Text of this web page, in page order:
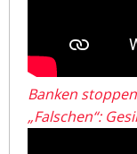
Banken
„Falschen“: